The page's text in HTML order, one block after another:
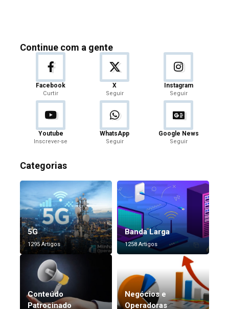
Continue com a gente
Facebook
Curtir
X
Seguir
Instagram
Seguir
Youtube
Inscrever-se
WhatsApp
Seguir
Google News
Seguir
Categorias
5G
1295 Artigos
Banda Larga
1258 Artigos
Conteúdo
Patrocinado
Negócios e
Operadoras